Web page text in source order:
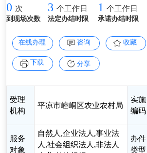
0 次
到现场次数
3 个工作日
法定办结时限
1 个工作日
承诺办结时限
在线办理 咨询 收藏
下载 分享
受理
机构
平凉市崆峒区农业农村局
实施
编码
服务
对象
自然人,企业法人,事业法
人,社会组织法人,非法人
办件
类型